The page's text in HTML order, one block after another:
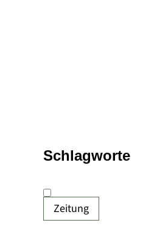
Zeitung
Schlagworte